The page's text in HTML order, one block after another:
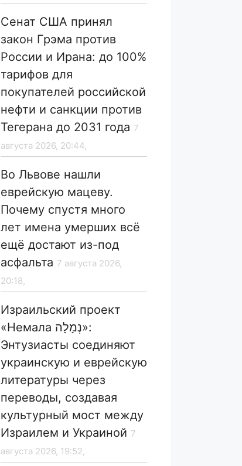
Сенат США принял
закон Грэма против
России и Ирана: до 100%
тарифов для
покупателей российской
нефти и санкции против
Тегерана до 2031 года 7
августа 2026, 20:44,
Во Львове нашли
еврейскую мацеву.
Почему спустя много
лет имена умерших всё
ещё достают из-под
асфальта 7 августа 2026,
20:18,
Израильский проект
«Немала נְמָלָה»:
Энтузиасты соединяют
украинскую и еврейскую
литературы через
переводы, создавая
культурный мост между
Израилем и Украиной 7
августа 2026, 19:52,